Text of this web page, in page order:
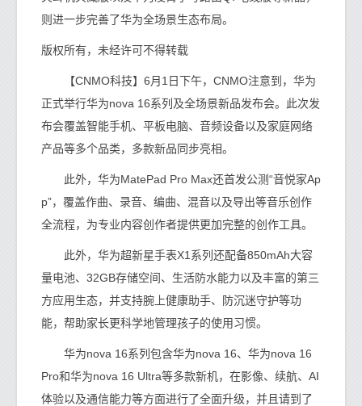
则进一步完善了华为全场景生态布局。
版权所有，未经许可不得转载
【CNMO科技】6月1日下午，CNMO注意到，华为
正式举行华为nova 16系列及全场景新品发布会。此次发
布会覆盖智能手机、平板电脑、音频设备以及家庭网络
产品等多个品类，多款新品同步亮相。
此外，华为MatePad Pro Max还首发公测“音悦家Ap
p”，覆盖作曲、录音、编曲、混音以及导出等音乐创作
全流程，为专业内容创作者提供更加完整的创作工具。
此外，华为超新星手表X1系列还配备850mAh大容
量电池、32GB存储空间、生活防水能力以及丰富的第三
方应用生态，并支持腕上健康助手、防沉迷守护等功
能，帮助家长更科学地管理孩子的使用习惯。
华为nova 16系列包含华为nova 16、华为nova 16
Pro和华为nova 16 Ultra等多款新机，在影像、续航、AI
体验以及通信能力等方面进行了全面升级，并且请到了